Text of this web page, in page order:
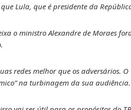
Lula, que é presidente da
o ministro Alexandre de Moraes
redes melhor que os adversários.
na turbinagem da sua audiência.